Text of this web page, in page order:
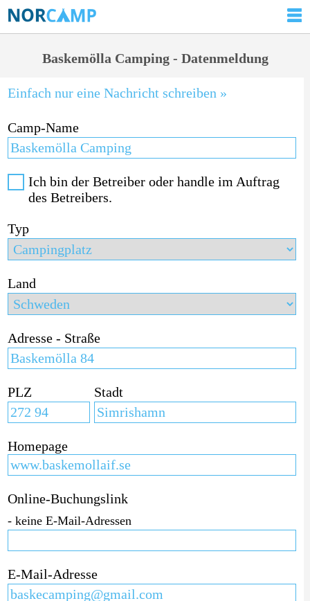
Baskemölla Camping - Datenmeldung
Einfach nur eine Nachricht schreiben »
Camp-Name
Ich bin der Betreiber oder handle im Auftrag
des Betreibers.
Typ
Land
Adresse - Straße
PLZ Stadt
Homepage
Online-Buchungslink
- keine E-Mail-Adressen
E-Mail-Adresse